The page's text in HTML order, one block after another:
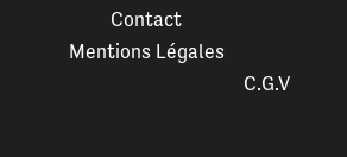
Contact
Mentions Légales
C.G.V